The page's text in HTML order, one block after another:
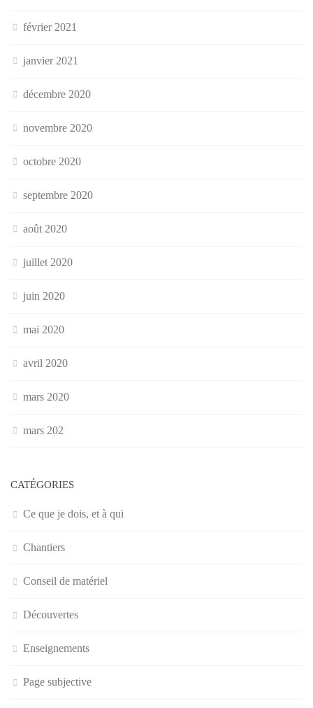
février 2021
janvier 2021
décembre 2020
novembre 2020
octobre 2020
septembre 2020
août 2020
juillet 2020
juin 2020
mai 2020
avril 2020
mars 2020
mars 202
CATÉGORIES
Ce que je dois, et à qui
Chantiers
Conseil de matériel
Découvertes
Enseignements
Page subjective